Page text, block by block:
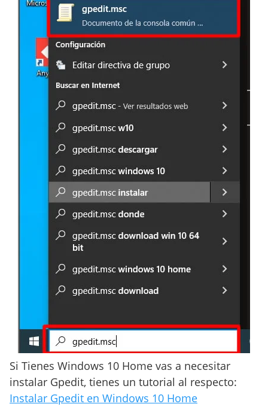
Si Tienes Windows 10 Home vas a necesitar
instalar Gpedit, tienes un tutorial al respecto:
Instalar Gpedit en Windows 10 Home